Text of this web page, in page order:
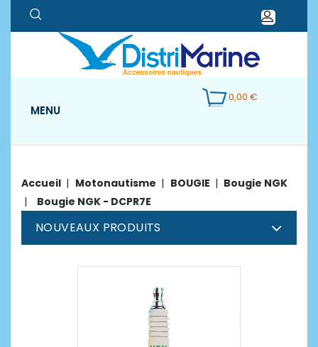
0,00 €
MENU
Accueil Motonautisme BOUGIE
Bougie NGK
Bougie NGK - DCPR7E
NOUVEAUX PRODUITS